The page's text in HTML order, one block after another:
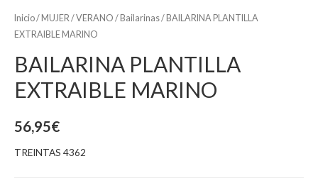
Inicio/ MUJER /VERANO / Bailarinas/ BAILARINA PLANTILLA
EXTRAIBLE MARINO
BAILARINA PLANTILLA
EXTRAIBLE MARINO
56,95€
TREINTAS 4362